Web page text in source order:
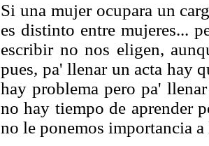
Si una mujer ocupara un
es distinto entre mujeres...
escribir no nos eligen,
pues, pa' llenar un acta hay
hay problema pero pa'
no hay tiempo de aprender
no le ponemos importancia